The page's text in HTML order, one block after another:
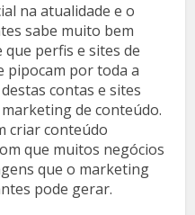
na atualidade e o
sabe muito bem
perfis e sites de
pipocam por toda a
contas e sites
de conteúdo.
criar conteúdo
que muitos negócios
que o marketing
pode gerar.